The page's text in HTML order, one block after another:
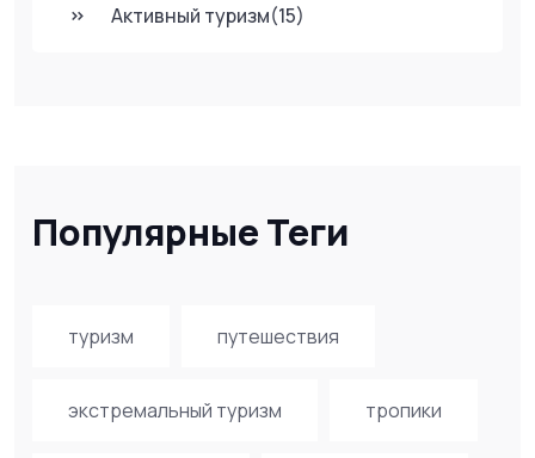
Активный туризм(15)
Популярные Теги
туризм путешествия
экстремальный туризм тропики